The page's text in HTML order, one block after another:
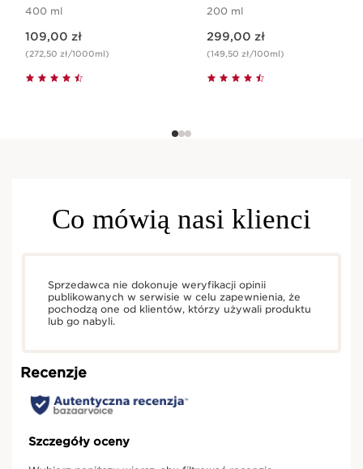
400 ml
109,00 zł
(272,50 zł/1000ml)
200 ml
299,00 zł
(149,50 zł/100ml)
Co mówią nasi klienci
Sprzedawca nie dokonuje weryfikacji opinii
publikowanych w serwisie w celu zapewnienia, że
pochodzą one od klientów, którzy używali produktu
lub go nabyli.